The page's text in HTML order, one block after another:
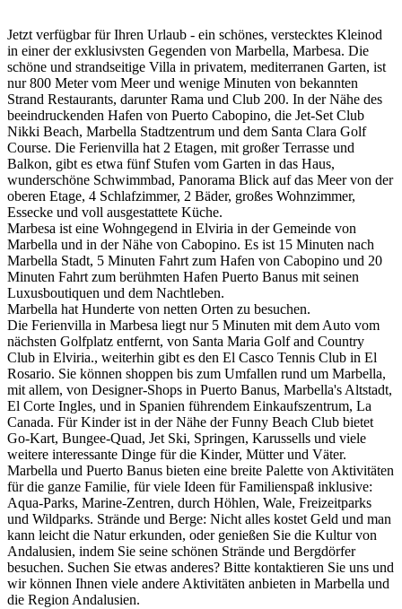
Jetzt verfügbar für Ihren Urlaub - ein schönes, verstecktes Kleinod
in einer der exklusivsten Gegenden von Marbella, Marbesa. Die
schöne und strandseitige Villa in privatem, mediterranen Garten, ist
nur 800 Meter vom Meer und wenige Minuten von bekannten
Strand Restaurants, darunter Rama und Club 200. In der Nähe des
beeindruckenden Hafen von Puerto Cabopino, die Jet-Set Club
Nikki Beach, Marbella Stadtzentrum und dem Santa Clara Golf
Course. Die Ferienvilla hat 2 Etagen, mit großer Terrasse und
Balkon, gibt es etwa fünf Stufen vom Garten in das Haus,
wunderschöne Schwimmbad, Panorama Blick auf das Meer von der
oberen Etage, 4 Schlafzimmer, 2 Bäder, großes Wohnzimmer,
Essecke und voll ausgestattete Küche.
Marbesa ist eine Wohngegend in Elviria in der Gemeinde von
Marbella und in der Nähe von Cabopino. Es ist 15 Minuten nach
Marbella Stadt, 5 Minuten Fahrt zum Hafen von Cabopino und 20
Minuten Fahrt zum berühmten Hafen Puerto Banus mit seinen
Luxusboutiquen und dem Nachtleben.
Marbella hat Hunderte von netten Orten zu besuchen.
Die Ferienvilla in Marbesa liegt nur 5 Minuten mit dem Auto vom
nächsten Golfplatz entfernt, von Santa Maria Golf and Country
Club in Elviria., weiterhin gibt es den El Casco Tennis Club in El
Rosario. Sie können shoppen bis zum Umfallen rund um Marbella,
mit allem, von Designer-Shops in Puerto Banus, Marbella's Altstadt,
El Corte Ingles, und in Spanien führendem Einkaufszentrum, La
Canada. Für Kinder ist in der Nähe der Funny Beach Club bietet
Go-Kart, Bungee-Quad, Jet Ski, Springen, Karussells und viele
weitere interessante Dinge für die Kinder, Mütter und Väter.
Marbella und Puerto Banus bieten eine breite Palette von Aktivitäten
für die ganze Familie, für viele Ideen für Familienspaß inklusive:
Aqua-Parks, Marine-Zentren, durch Höhlen, Wale, Freizeitparks
und Wildparks. Strände und Berge: Nicht alles kostet Geld und man
kann leicht die Natur erkunden, oder genießen Sie die Kultur von
Andalusien, indem Sie seine schönen Strände und Bergdörfer
besuchen. Suchen Sie etwas anderes? Bitte kontaktieren Sie uns und
wir können Ihnen viele andere Aktivitäten anbieten in Marbella und
die Region Andalusien.